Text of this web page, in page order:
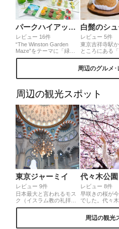
パークハイアット東京 ピークラウンジ
レビュー 16件
“The Winston Garden
Maze”をテーマに「緑の
迷宮で幻想的な輝きを湛
たスペシャルメニュー！
ンのアフタヌーンティー
🌿🌱 緑だから抹茶のスイ
たら、ピスタチオやメロ
ンのものもあって飽きず
に頂けました🍈
レビュー 5件
東京吉祥寺駅
ところにある「
ュークリーム
は、トトロな
ってもキュー
クリームを食
ドやチョコレー
のフレーバーな
◡̈店舗の2階で
を楽しむこと
周辺のグルメ
周辺の観光スポット
東京ジャーミイ
レビュー 9件
日本最大と言われるモス
ク（イスラム教の礼拝
堂）。普段あまり目にす
の建築を国内で楽しめる
代々木公園
レビュー 8件
早咲きの桜が
でした。代々木
は低い位置に
で、桜と一緒
りたい人には
メなスポット
周辺の観光